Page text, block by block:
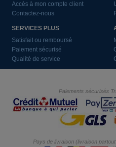
Accès à mon compte client
Contactez-nous
SERVICES PLUS
Satisfait ou remboursé
Paiement sécurisé
Qualité de service
Paiements sécurisés
Pays de livraison (livraison